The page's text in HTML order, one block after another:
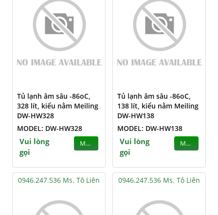
Tủ lạnh âm sâu -86oC,
328 lít, kiểu nằm Meiling
DW-HW328
MODEL: DW-HW328
Vui lòng
gọi
MUA
Tủ lạnh âm sâu -86oC,
138 lít, kiểu nằm Meiling
DW-HW138
MODEL: DW-HW138
Vui lòng
gọi
MUA
0946.247.536 Ms. Tô Liên 0946.247.536 Ms. Tô Liên